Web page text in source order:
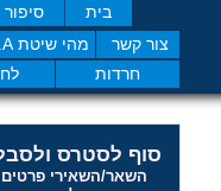
סוף לסטרס
השאר/השאירי פרטים
בית סיפור
צור קשר מהי שיטת A.S.A
חרדות